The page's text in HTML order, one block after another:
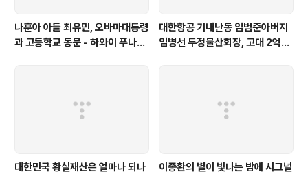
나훈아 아들 최유민, 오바마대통령
과 고등학교 동문 - 하와이 푸나호
대한항공 기내난동 임범준아버지
임병선 두정물산회장, 고대 2억기
대한민국 황실재산은 얼마나 되나
이종환의 별이 빛나는 밤에 시그널